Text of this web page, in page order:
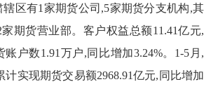
辖区有1家期货公司,5家期货分支机构,其
期货营业部。客户权益总额11.41亿元,
账户数1.91万户,同比增加3.24%。 1-5月,
计实现期货交易额2968.91亿元,同比增加